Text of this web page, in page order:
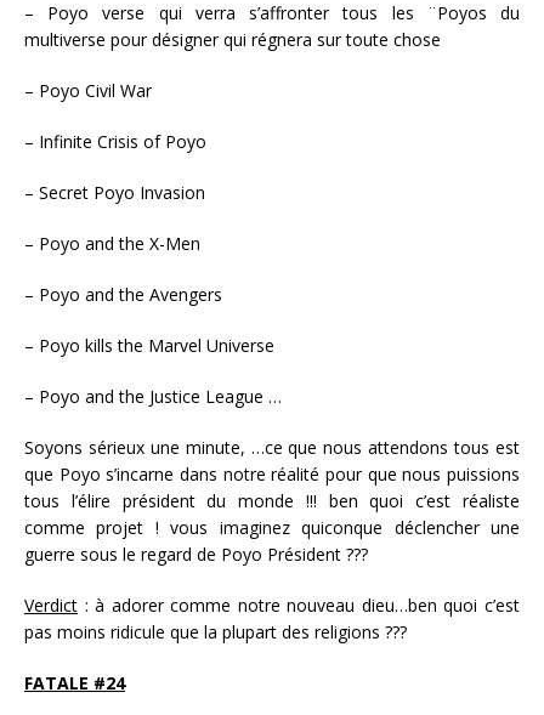
– Poyo verse qui verra s’affronter tous les ¨Poyos du
multiverse pour désigner qui régnera sur toute chose
– Poyo Civil War
– Infinite Crisis of Poyo
– Secret Poyo Invasion
– Poyo and the X-Men
– Poyo and the Avengers
– Poyo kills the Marvel Universe
– Poyo and the Justice League …
Soyons sérieux une minute, …ce que nous attendons tous est
que Poyo s’incarne dans notre réalité pour que nous puissions
tous l’élire président du monde !!! ben quoi c’est réaliste
comme projet ! vous imaginez quiconque déclencher une
guerre sous le regard de Poyo Président ???
Verdict : à adorer comme notre nouveau dieu…ben quoi c’est
pas moins ridicule que la plupart des religions ???
FATALE #24